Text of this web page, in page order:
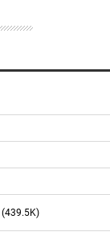
(439.5K)